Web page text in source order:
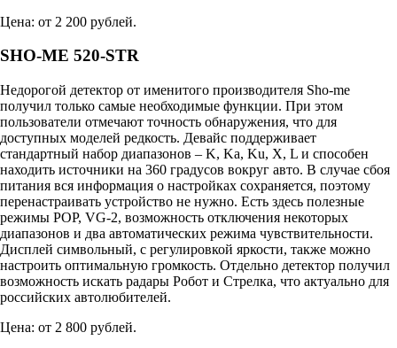
Цена: от 2 200 рублей.
SHO-ME 520-STR
Недорогой детектор от именитого производителя Sho-me
получил только самые необходимые функции. При этом
пользователи отмечают точность обнаружения, что для
доступных моделей редкость. Девайс поддерживает
стандартный набор диапазонов – K, Ka, Ku, X, L и способен
находить источники на 360 градусов вокруг авто. В случае сбоя
питания вся информация о настройках сохраняется, поэтому
перенастраивать устройство не нужно. Есть здесь полезные
режимы POP, VG-2, возможность отключения некоторых
диапазонов и два автоматических режима чувствительности.
Дисплей символьный, с регулировкой яркости, также можно
настроить оптимальную громкость. Отдельно детектор получил
возможность искать радары Робот и Стрелка, что актуально для
российских автолюбителей.
Цена: от 2 800 рублей.